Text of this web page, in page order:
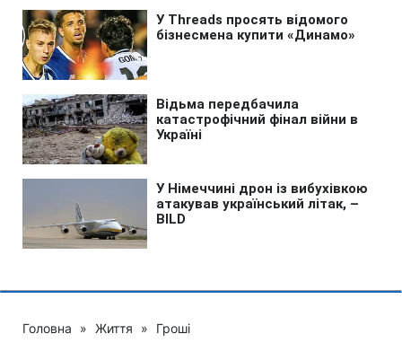
Головна » Життя » Гроші